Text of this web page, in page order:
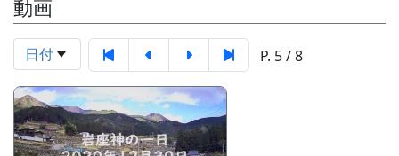
動画
日付 P. 5 / 8